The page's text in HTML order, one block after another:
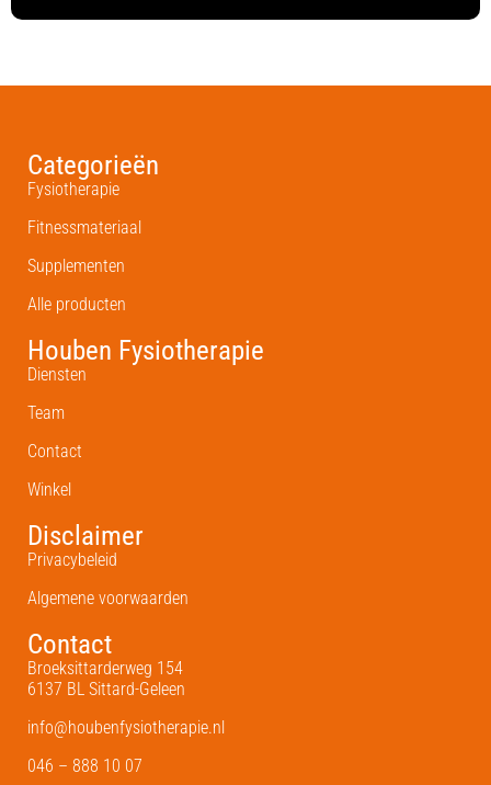
Categorieën
Fysiotherapie
Fitnessmateriaal
Supplementen
Alle producten
Houben Fysiotherapie
Diensten
Team
Contact
Winkel
Disclaimer
Privacybeleid
Algemene voorwaarden
Contact
Broeksittarderweg 154
6137 BL Sittard-Geleen
info@houbenfysiotherapie.nl
046 – 888 10 07